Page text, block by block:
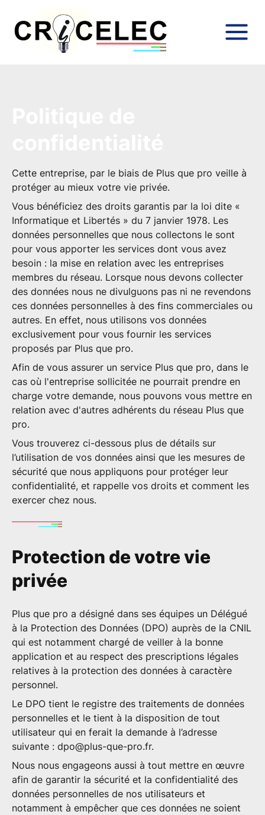
Cette entreprise, par le biais de Plus que pro veille à
protéger au mieux votre vie privée.
Vous bénéficiez des droits garantis par la loi dite «
Informatique et Libertés » du 7 janvier 1978. Les
données personnelles que nous collectons le sont
pour vous apporter les services dont vous avez
besoin : la mise en relation avec les entreprises
membres du réseau. Lorsque nous devons collecter
des données nous ne divulguons pas ni ne revendons
ces données personnelles à des fins commerciales ou
autres. En effet, nous utilisons vos données
exclusivement pour vous fournir les services
proposés par Plus que pro.
Afin de vous assurer un service Plus que pro, dans le
cas où l'entreprise sollicitée ne pourrait prendre en
charge votre demande, nous pouvons vous mettre en
relation avec d'autres adhérents du réseau Plus que
pro.
Vous trouverez ci-dessous plus de détails sur
l’utilisation de vos données ainsi que les mesures de
sécurité que nous appliquons pour protéger leur
confidentialité, et rappelle vos droits et comment les
exercer chez nous.
Protection de votre vie
privée
Plus que pro a désigné dans ses équipes un Délégué
à la Protection des Données (DPO) auprès de la CNIL
qui est notamment chargé de veiller à la bonne
application et au respect des prescriptions légales
relatives à la protection des données à caractère
personnel.
Le DPO tient le registre des traitements de données
personnelles et le tient à la disposition de tout
utilisateur qui en ferait la demande à l’adresse
suivante : dpo@plus-que-pro.fr.
Nous nous engageons aussi à tout mettre en œuvre
afin de garantir la sécurité et la confidentialité des
données personnelles de nos utilisateurs et
notamment à empêcher que ces données ne soient